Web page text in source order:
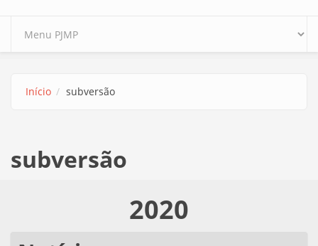
Início subversão
subversão
2020